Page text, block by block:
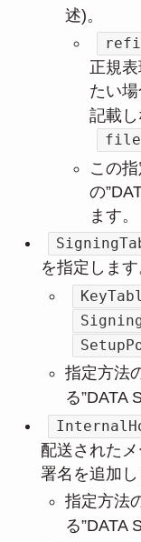
述)。
正規
たい場
記載
この指
の
ます。
を指定します
指定方法
る”DATA
配送された
署名を追加し
指定方法
る”DATA